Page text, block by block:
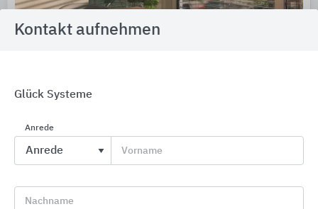
WAREMA Raffstoren
WAREMA Renkhoff
Kontakt aufnehmen
Glück Systeme
Anrede
Vorname
Nachname